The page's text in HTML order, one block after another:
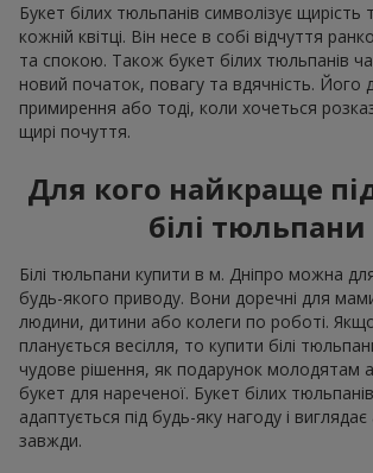
Букет білих тюльпанів символізує щирість
кожній квітці. Він несе в собі відчуття
та спокою. Також букет білих тюльпанів
новий початок, повагу та вдячність. Його
примирення або тоді, коли хочеться
щирі почуття.
Для кого найкраще
білі тюльпани
Білі тюльпани купити в м. Дніпро можна
будь-якого приводу. Вони доречні для
людини, дитини або колеги по роботі.
планується весілля, то купити білі
чудове рішення, як подарунок молодятам
букет для нареченої. Букет білих
адаптується під будь-яку нагоду і
завжди.